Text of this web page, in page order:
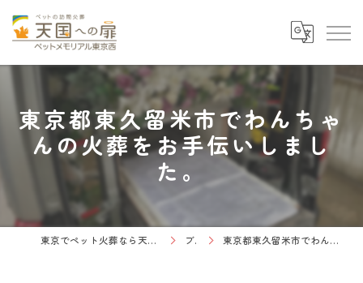
東京都東久留米市でわんちゃ
んの火葬をお手伝いしまし
た。
東京でペット火葬なら天国への扉 ペットメモリアル東京西 ブログ 東京都東久留米市でわんちゃんの火葬をお手伝いしました。